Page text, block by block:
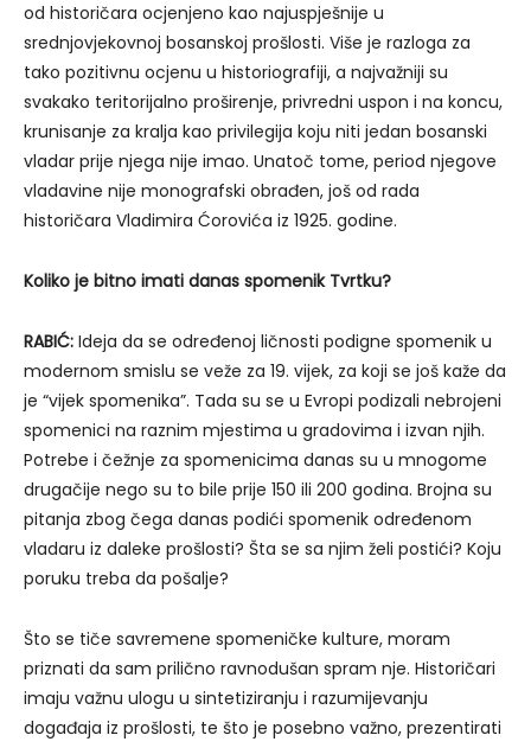
od historičara ocjenjeno kao najuspješnije u
srednjovjekovnoj bosanskoj prošlosti. Više je razloga za
tako pozitivnu ocjenu u historiografiji, a najvažniji su
svakako teritorijalno proširenje, privredni uspon i na koncu,
krunisanje za kralja kao privilegija koju niti jedan bosanski
vladar prije njega nije imao. Unatoč tome, period njegove
vladavine nije monografski obrađen, još od rada
historičara Vladimira Ćorovića iz 1925. godine.
Koliko je bitno imati danas spomenik Tvrtku?
RABIĆ: Ideja da se određenoj ličnosti podigne spomenik u
modernom smislu se veže za 19. vijek, za koji se još kaže da
je “vijek spomenika”. Tada su se u Evropi podizali nebrojeni
spomenici na raznim mjestima u gradovima i izvan njih.
Potrebe i čežnje za spomenicima danas su u mnogome
drugačije nego su to bile prije 150 ili 200 godina. Brojna su
pitanja zbog čega danas podići spomenik određenom
vladaru iz daleke prošlosti? Šta se sa njim želi postići? Koju
poruku treba da pošalje?
Što se tiče savremene spomeničke kulture, moram
priznati da sam prilično ravnodušan spram nje. Historičari
imaju važnu ulogu u sintetiziranju i razumijevanju
događaja iz prošlosti, te što je posebno važno, prezentirati